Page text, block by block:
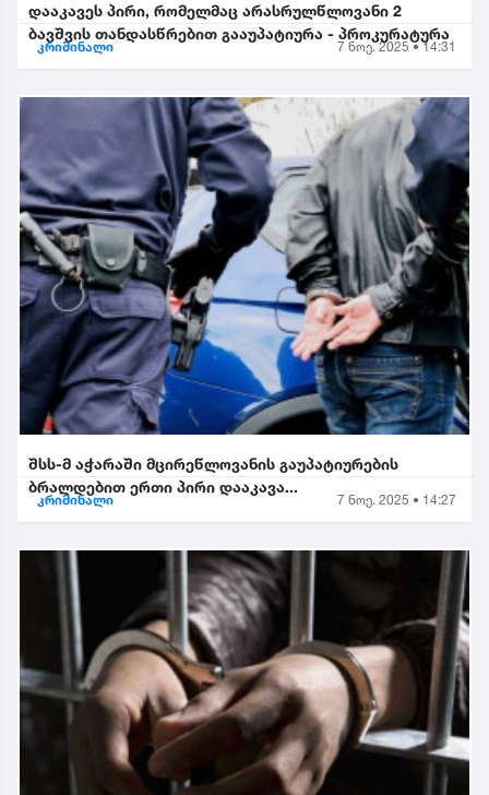
დააკავეს პირი, რომელმაც არასრულწლოვანი 2
ბავშვის თანდასწრებით გააუპატიურა - პროკურატურა
კრიმინალი 7 ნოე. 2025 • 14:31
შსს-მ აჭარაში მცირეწლოვანის გაუპატიურების
ბრალდებით ერთი პირი დააკავა...
კრიმინალი 7 ნოე. 2025 • 14:27